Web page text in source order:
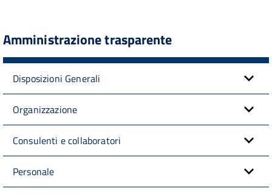
Amministrazione trasparente
Disposizioni Generali
Organizzazione
Consulenti e collaboratori
Personale